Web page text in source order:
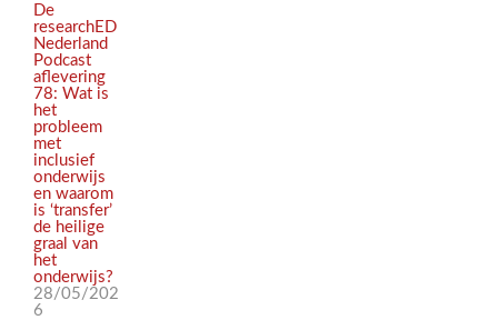
De
researchED
Nederland
Podcast
aflevering
78: Wat is
het
probleem
met
inclusief
onderwijs
en waarom
is ‘transfer’
de heilige
graal van
het
onderwijs?
28/05/202
6